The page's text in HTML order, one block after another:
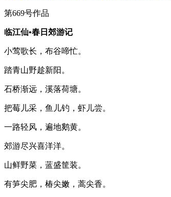
第669号作品
临江仙•春日郊游记
小莺歌长，布谷啼忙。
踏青山野趁新阳。
石桥渐远，溪落荷塘。
把莓儿采，鱼儿钓，虾儿尝。
一路轻风，遍地鹅黄。
郊游尽兴喜洋洋。
山鲜野菜，蓝盛筐装。
有笋尖肥，椿尖嫩，蒿尖香。